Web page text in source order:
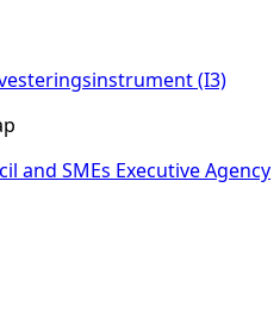
(I3)
and SMEs Executive Agency